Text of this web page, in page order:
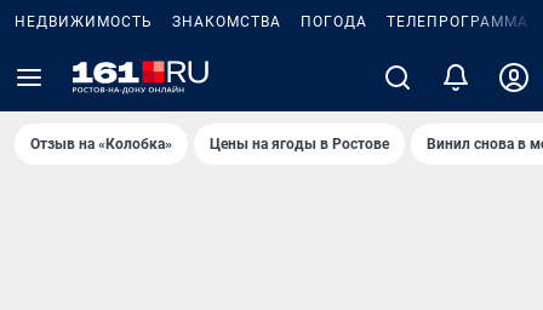
НЕДВИЖИМОСТЬ ЗНАКОМСТВА ПОГОДА ТЕЛЕПРОГРАММА
Отзыв на «Колобка» Цены на ягоды в Ростове Винил снова в